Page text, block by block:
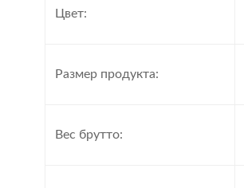
Цвет:
Размер продукта:
Вес брутто: